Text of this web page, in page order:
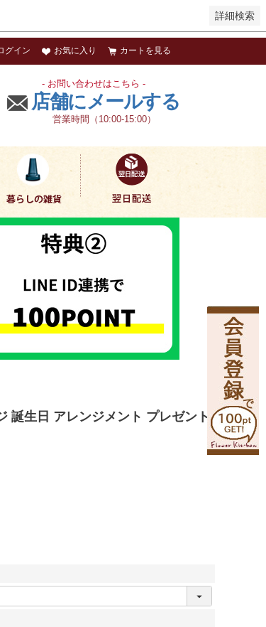
詳細検索
グイン お気に入り カートを見る
- お問い合わせはこちら -
店舗にメールする
営業時間（10:00-15:00）
誕生日 アレンジメント プレゼント